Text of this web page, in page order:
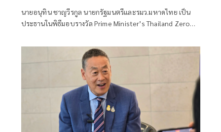
นายอนุทิน ชาญวีรกูล นายกรัฐมนตรีและรมว.มหาดไทย เป็น
ประธานในพิธีมอบรางวัล Prime Minister’s Thailand Zero
นายเศรษฐา ทวีสิน อดีตนายกรัฐมนตรี เข้ารับรางวัลเกียรติยศ
เพื่อยกย่องเชิดชูเกียรติ ในฐานะผู้ริเริ่มผลักดันโครงการ
Thailand Zero Dropout ให้เป็นวาระแห่งชาติ คืนโอกาสและ
อนาคตให้เด็กและเยาวชนนอกระบบการศึกษาไทย